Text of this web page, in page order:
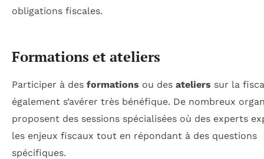
obligations fiscales.
Formations et ateliers
Participer à des formations ou des ateliers sur la
également s’avérer très bénéfique. De nombreux
proposent des sessions spécialisées où des experts
les enjeux fiscaux tout en répondant à des questions
spécifiques.